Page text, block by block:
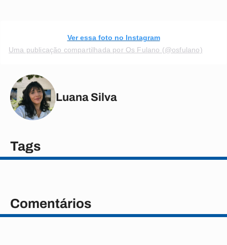
Ver essa foto no Instagram
Uma publicação compartilhada por Os Fulano (@osfulano)
Luana Silva
Tags
Comentários